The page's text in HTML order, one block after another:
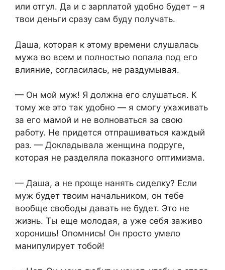
или отгул. Да и с зарплатой удобно будет – я
твои деньги сразу сам буду получать.
Даша, которая к этому времени слушалась
мужа во всем и полностью попала под его
влияние, согласилась, не раздумывая.
— Он мой муж! Я должна его слушаться. К
тому же это так удобно — я смогу ухаживать
за его мамой и не волноваться за свою
работу. Не придется отпрашиваться каждый
раз. — Докладывала женщина подруге,
которая не разделяла показного оптимизма.
— Даша, а не проще нанять сиделку? Если
муж будет твоим начальником, он тебе
вообще свободы давать не будет. Это не
жизнь. Ты еще молодая, а уже себя заживо
хоронишь! Опомнись! Он просто умело
манипулирует тобой!